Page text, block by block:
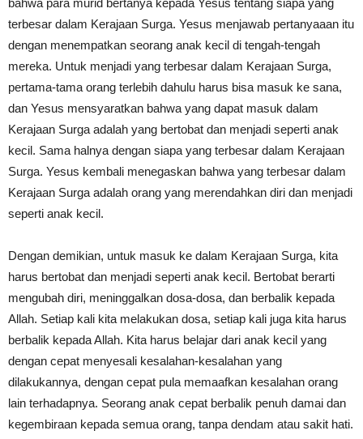
terbesar dalam Kerajaan Surga. Yesus menjawab pertanyaaan itu
dengan menempatkan seorang anak kecil di tengah-tengah
mereka. Untuk menjadi yang terbesar dalam Kerajaan Surga,
pertama-tama orang terlebih dahulu harus bisa masuk ke sana,
dan Yesus mensyaratkan bahwa yang dapat masuk dalam
Kerajaan Surga adalah yang bertobat dan menjadi seperti anak
kecil. Sama halnya dengan siapa yang terbesar dalam Kerajaan
Surga. Yesus kembali menegaskan bahwa yang terbesar dalam
Kerajaan Surga adalah orang yang merendahkan diri dan menjadi
seperti anak kecil.
Dengan demikian, untuk masuk ke dalam Kerajaan Surga, kita
harus bertobat dan menjadi seperti anak kecil. Bertobat berarti
mengubah diri, meninggalkan dosa-dosa, dan berbalik kepada
Allah. Setiap kali kita melakukan dosa, setiap kali juga kita harus
berbalik kepada Allah. Kita harus belajar dari anak kecil yang
dengan cepat menyesali kesalahan-kesalahan yang
dilakukannya, dengan cepat pula memaafkan kesalahan orang
lain terhadapnya. Seorang anak cepat berbalik penuh damai dan
kegembiraan kepada semua orang, tanpa dendam atau sakit hati.